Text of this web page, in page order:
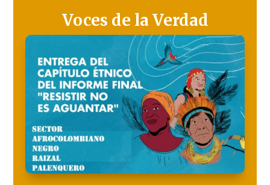
Voces de la Verdad